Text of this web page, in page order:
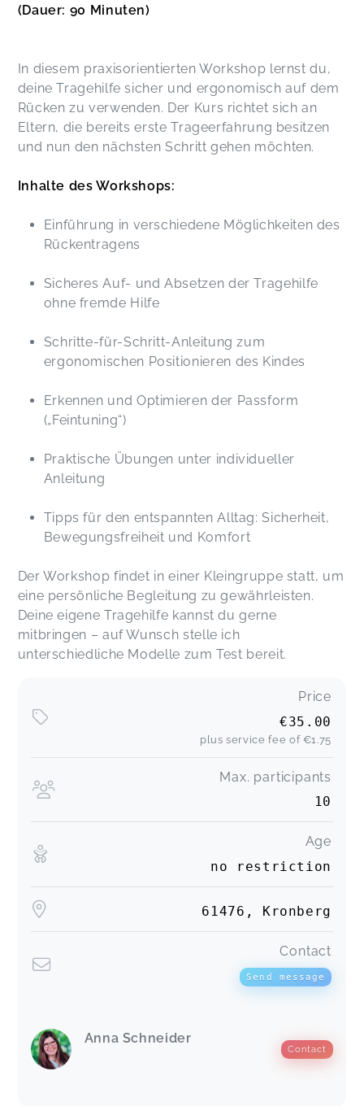
(Dauer: 90 Minuten)
In diesem praxisorientierten Workshop lernst du,
deine Tragehilfe sicher und ergonomisch auf dem
Rücken zu verwenden. Der Kurs richtet sich an
Eltern, die bereits erste Trageerfahrung besitzen
und nun den nächsten Schritt gehen möchten.
Inhalte des Workshops:
Einführung in verschiedene Möglichkeiten des
Rückentragens
Sicheres Auf- und Absetzen der Tragehilfe
ohne fremde Hilfe
Schritte-für-Schritt-Anleitung zum
ergonomischen Positionieren des Kindes
Erkennen und Optimieren der Passform
(„Feintuning“)
Praktische Übungen unter individueller
Anleitung
Tipps für den entspannten Alltag: Sicherheit,
Bewegungsfreiheit und Komfort
Der Workshop findet in einer Kleingruppe statt, um
eine persönliche Begleitung zu gewährleisten.
Deine eigene Tragehilfe kannst du gerne
mitbringen – auf Wunsch stelle ich
unterschiedliche Modelle zum Test bereit.
Price
€35.00
plus service fee of €1.75
Max. participants
10
Age
no restriction
61476, Kronberg
Contact
Send message
Anna Schneider
Contact